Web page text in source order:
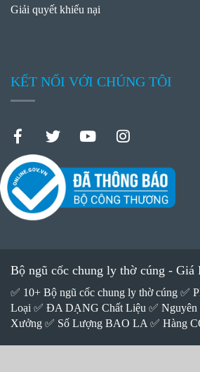
Bộ ngũ cốc chung ly thờ cúng -
✅ 10+ Bộ ngũ cốc chung ly thờ cúng ✅
Loại ✅ ĐA DẠNG Chất Liệu ✅ Nguyên
Xưởng ✅ Số Lượng BAO LA ✅ Hàng
Giải quyết khiếu nại
KẾT NỐI VỚI CHÚNG TÔI